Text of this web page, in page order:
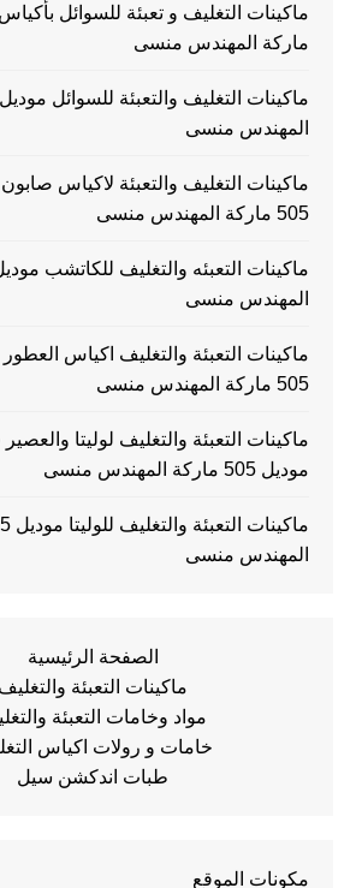
ماركة المهندس منسى
المهندس منسى
ماكينات التغليف والتعبئة لاكياس
505 ماركة المهندس منسى
المهندس منسى
ماكينات التعبئة والتغليف اكياس
505 ماركة المهندس منسى
ماكينات التعبئة والتغليف لوليتا
موديل 505 ماركة المهندس منسى
المهندس منسى
الصفحة الرئيسية
ماكينات التعبئة والتغليف
مواد وخامات التعبئة
خامات و رولات اكياس
طبات اندكشن سيل
مكونات الموقع